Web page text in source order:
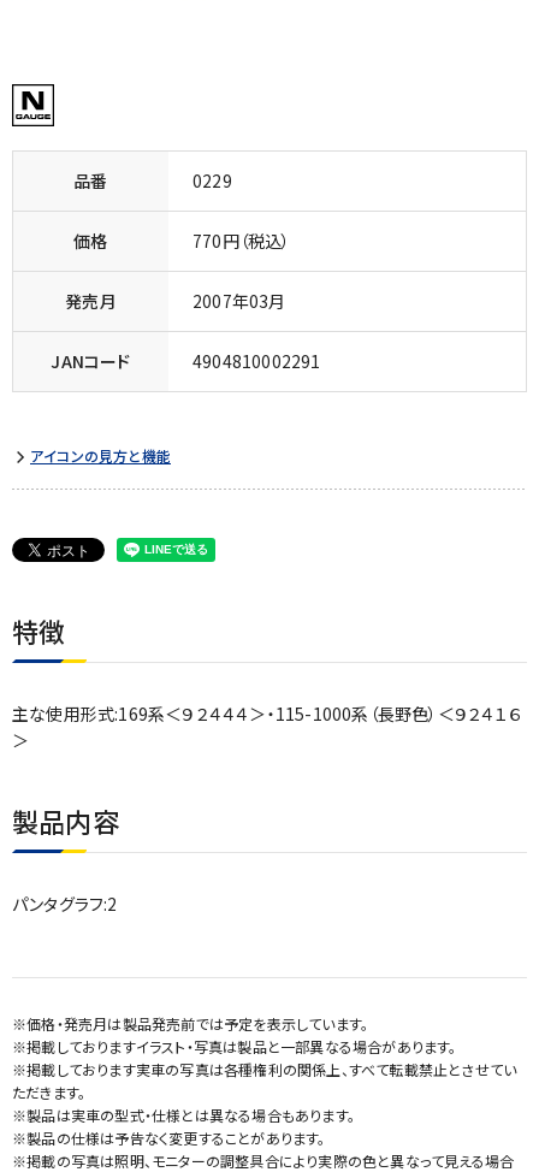
品番 0229
価格 770円（税込）
発売月 2007年03月
JANコード 4904810002291
アイコンの見方と機能
特徴
主な使用形式:169系＜９２４４４＞・115-1000系（長野色）＜９２４１６
＞
製品内容
パンタグラフ:2
※価格・発売月は製品発売前では予定を表示しています。
※掲載しておりますイラスト・写真は製品と一部異なる場合があります。
※掲載しております実車の写真は各種権利の関係上、すべて転載禁止とさせてい
ただきます。
※製品は実車の型式・仕様とは異なる場合もあります。
※製品の仕様は予告なく変更することがあります。
※掲載の写真は照明、モニターの調整具合により実際の色と異なって見える場合